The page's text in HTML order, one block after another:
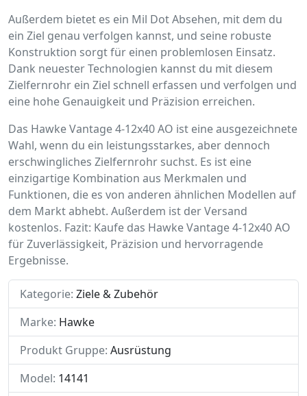
Außerdem bietet es ein Mil Dot Absehen, mit dem du
ein Ziel genau verfolgen kannst, und seine robuste
Konstruktion sorgt für einen problemlosen Einsatz.
Dank neuester Technologien kannst du mit diesem
Zielfernrohr ein Ziel schnell erfassen und verfolgen und
eine hohe Genauigkeit und Präzision erreichen.
Das Hawke Vantage 4-12x40 AO ist eine ausgezeichnete
Wahl, wenn du ein leistungsstarkes, aber dennoch
erschwingliches Zielfernrohr suchst. Es ist eine
einzigartige Kombination aus Merkmalen und
Funktionen, die es von anderen ähnlichen Modellen auf
dem Markt abhebt. Außerdem ist der Versand
kostenlos. Fazit: Kaufe das Hawke Vantage 4-12x40 AO
für Zuverlässigkeit, Präzision und hervorragende
Ergebnisse.
Kategorie: Ziele & Zubehör
Marke: Hawke
Produkt Gruppe: Ausrüstung
Model: 14141